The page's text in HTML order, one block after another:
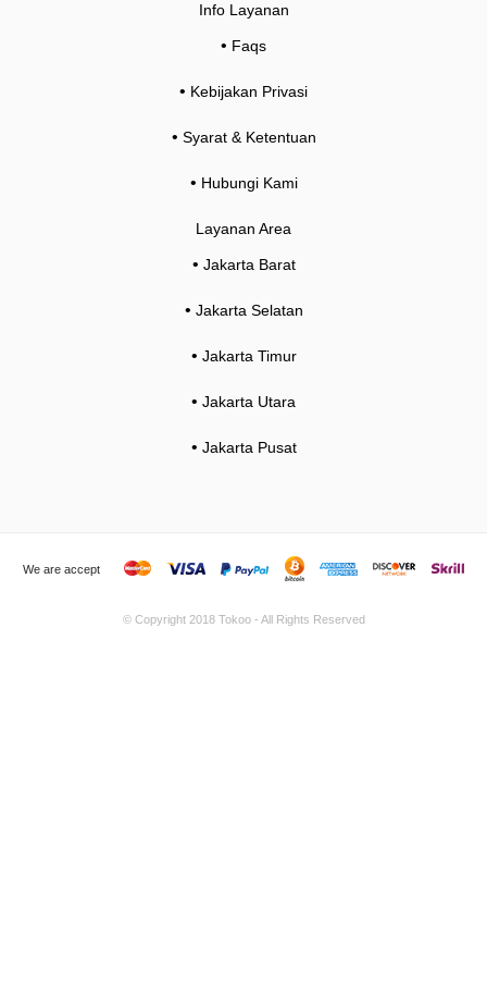
Info Layanan
• Faqs
• Kebijakan Privasi
• Syarat & Ketentuan
• Hubungi Kami
Layanan Area
• Jakarta Barat
• Jakarta Selatan
• Jakarta Timur
• Jakarta Utara
• Jakarta Pusat
We are accept
© Copyright 2018 Tokoo- All Rights Reserved